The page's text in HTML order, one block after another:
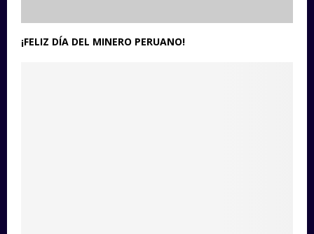
¡FELIZ DÍA DEL MINERO PERUANO!